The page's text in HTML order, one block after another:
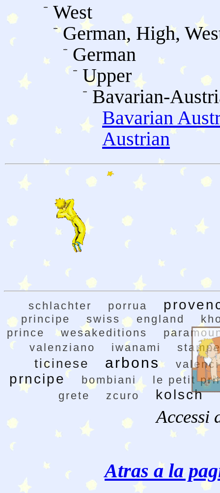
West
German, High,
German
Upper
Bavarian-
Bavarian
Austrian
schlachter porrua
principe swiss england
prince
wesakeditions
valenziano
iwanami
ticinese arbons
prncipe bombiani
le petit
grete
zcuro kolsch
Accessi
Atras a la